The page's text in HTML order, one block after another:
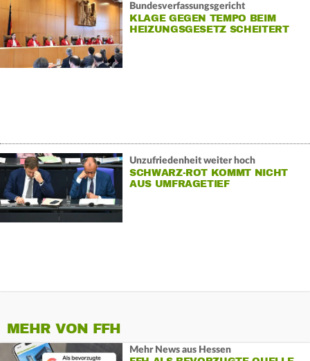
Bundesverfassungsgericht
KLAGE GEGEN TEMPO BEIM
HEIZUNGSGESETZ SCHEITERT
Unzufriedenheit weiter hoch
SCHWARZ-ROT KOMMT NICHT
AUS UMFRAGETIEF
MEHR VON FFH
Mehr News aus Hessen